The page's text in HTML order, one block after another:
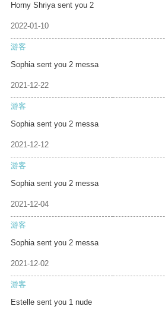
Horny Shriya sent you 2
2022-01-10
游客
Sophia sent you 2 messa
2021-12-22
游客
Sophia sent you 2 messa
2021-12-12
游客
Sophia sent you 2 messa
2021-12-04
游客
Sophia sent you 2 messa
2021-12-02
游客
Estelle sent you 1 nude